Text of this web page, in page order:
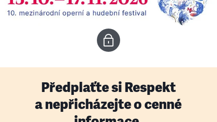
Předplaťte si Respekt
a nepřicházejte o cenné